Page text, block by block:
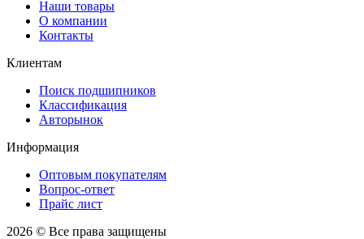
Наши товары
О компании
Контакты
Клиентам
Поиск подшипников
Классификация
Авторынок
Информация
Оптовым покупателям
Вопрос-ответ
Прайс лист
2026 © Все права защищены